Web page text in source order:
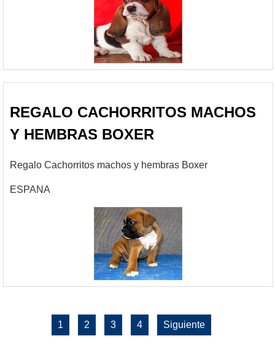
REGALO CACHORRITOS MACHOS
Y HEMBRAS BOXER
Regalo Cachorritos machos y hembras Boxer
ESPANA
1 2 3 4 Siguiente